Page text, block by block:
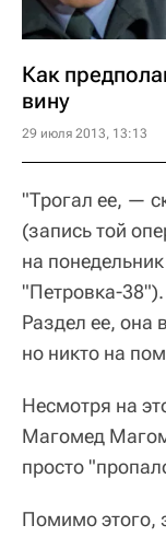
Как
вину
29 июля 2013, 13:13
"Трогал ее, —
(запись той
на
"Петровка-
Раздел ее, она
но никто на
Несмотря на
Магомед
просто
Помимо этого,